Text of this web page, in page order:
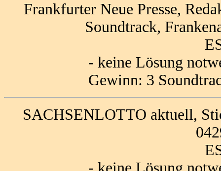
Frankfurter Neue Presse,
Soundtrack,
- keine Lösung
Gewinn: 3
SACHSENLOTTO aktuell,